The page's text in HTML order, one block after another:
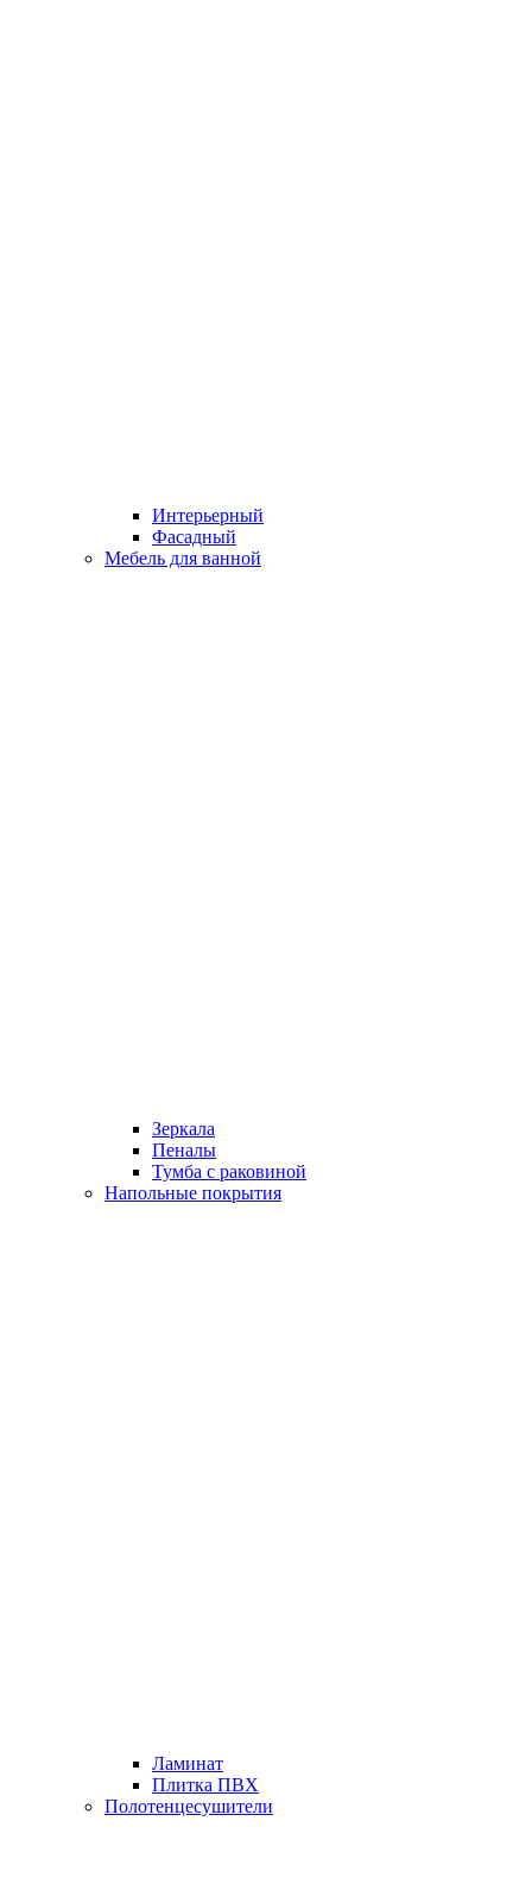
Интерьерный
Фасадный
Мебель для ванной
Зеркала
Пеналы
Тумба с раковиной
Напольные покрытия
Ламинат
Плитка ПВХ
Полотенцесушители